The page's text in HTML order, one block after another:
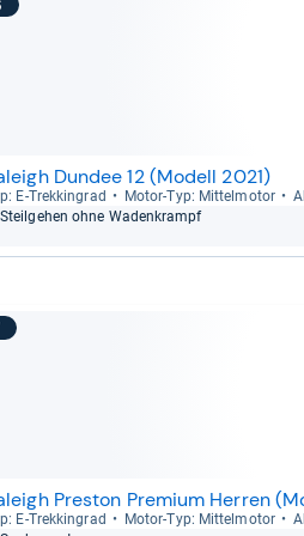
Dundee 12 (Modell 2021)
E-​Trek­kin­grad Motor-​Typ: Mit­tel­mo­tor
Steil­ge­hen ohne Waden­krampf
Preston Premium Herren
E-​Trek­kin­grad Motor-​Typ: Mit­tel­mo­tor